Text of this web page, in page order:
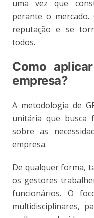
uma vez que
perante o
reputação e se
todos.
Como
empresa?
A metodologia de
unitária que busca
sobre as
empresa.
De qualquer forma,
os gestores
funcionários. O
multidisciplinares,